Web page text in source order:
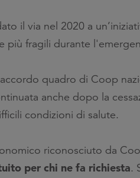
il via nel 2020 a
più fragili durante
quadro di Coop
anche dopo la
condizioni di salute.
riconosciuto da
per chi ne fa richiesta.